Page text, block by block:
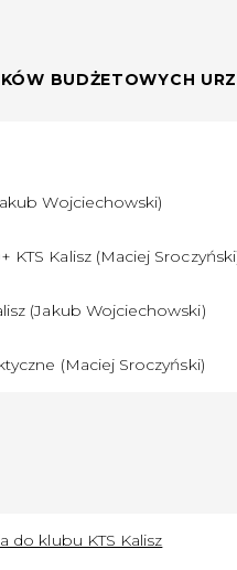
BUDŻETOWYCH
Wojciechowski)
KTS Kalisz (Maciej
(Jakub Wojciechowski)
(Maciej Sroczyński)
do klubu KTS Kalisz